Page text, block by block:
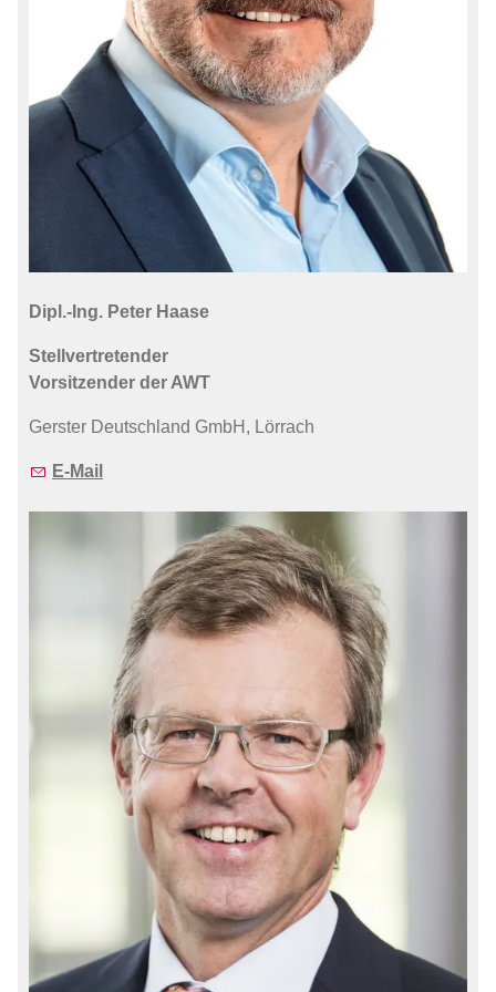
Dipl.-Ing. Peter Haase
Stellvertretender
Vorsitzender der AWT
Gerster Deutschland GmbH, Lörrach
E-Mail